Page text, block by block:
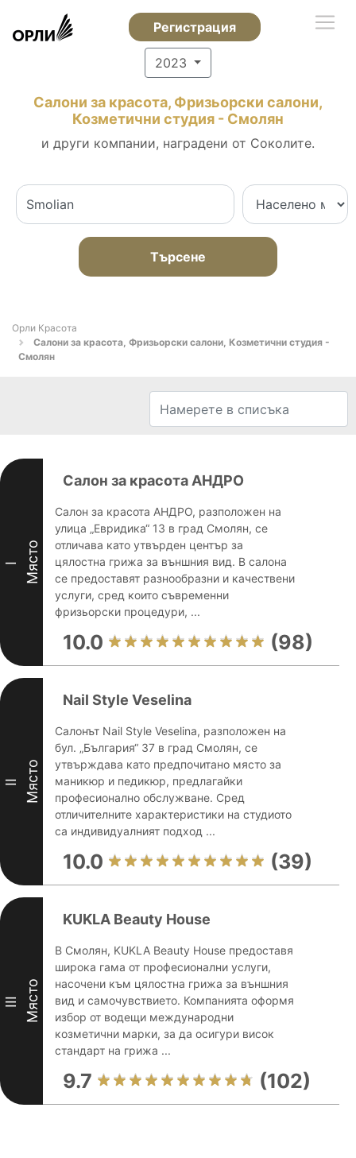
Регистрация
2023
Салони за красота, Фризьорски салони,
Козметични студия - Смолян
и други компании, наградени от Соколите.
Търсене
Орли Красота
Салони за красота, Фризьорски салони, Козметични студия -
Смолян
I Място
Салон за красота АНДРО
Салон за красота АНДРО, разположен на
улица „Евридика“ 13 в град Смолян, се
отличава като утвърден център за
цялостна грижа за външния вид. В салона
се предоставят разнообразни и качествени
услуги, сред които съвременни
фризьорски процедури, ...
10.0 (98)
II Място
Nail Style Veselina
Салонът Nail Style Veselina, разположен на
бул. „България“ 37 в град Смолян, се
утвърждава като предпочитано място за
маникюр и педикюр, предлагайки
професионално обслужване. Сред
отличителните характеристики на студиото
са индивидуалният подход ...
10.0 (39)
III Място
KUKLA Beauty House
В Смолян, KUKLA Beauty House предоставя
широка гама от професионални услуги,
насочени към цялостна грижа за външния
вид и самочувствието. Компанията оформя
избор от водещи международни
козметични марки, за да осигури висок
стандарт на грижа ...
9.7 (102)